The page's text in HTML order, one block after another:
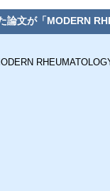
論文が「MODERN